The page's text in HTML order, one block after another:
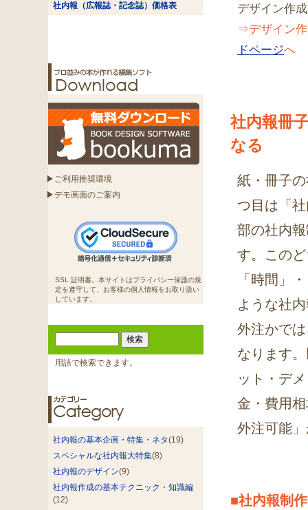
デザイン作
⇒デザイン作
ドページへ
社内報冊
なる
紙・冊子
つ目は「
部の社内
す。この
「時間」
ような社
外注かで
なります
ット・デ
金・費用
外注可能
■社内報制
社内報（広報誌・記念誌）価格表
▶ご利用推奨環境
▶デモ画面のご案内
SSL 証明書。本サイトはプライバシー保護の規
定を遵守して、お客様の個人情報をお取り扱い
しています。
用語で検索できます。
社内報の基本企画・特集・ネタ(19)
スペシャルな社内報大特集(8)
社内報のデザイン(9)
社内報作成の基本テクニック・知識編
(12)